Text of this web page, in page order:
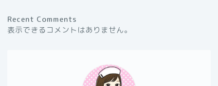
Recent Comments
表示できるコメントはありません。